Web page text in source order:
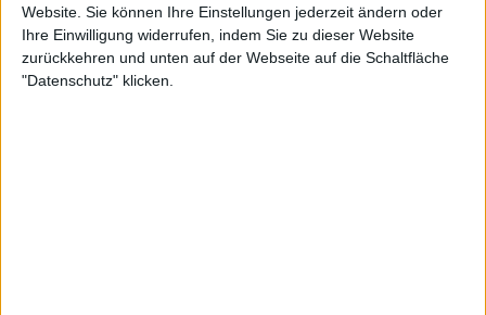
Website. Sie können Ihre Einstellungen jederzeit ändern oder
Ihre Einwilligung widerrufen, indem Sie zu dieser Website
zurückkehren und unten auf der Webseite auf die Schaltfläche
"Datenschutz" klicken.